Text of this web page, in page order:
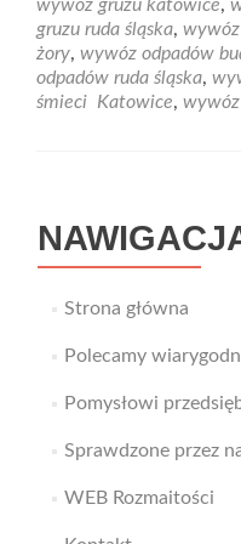
Mysłowice
wywoz gruzu katowice,
gruzu ruda śląska,
żory, wywóz odpadów
odpadów ruda śląska,
śmieci Katowice, wywóz
Strona główna
Polecamy
Pomysłowi
Sprawdzone przez
WEB Rozmaitości